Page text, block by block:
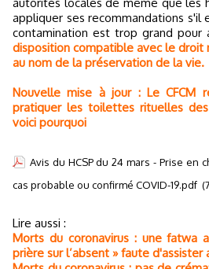
appliquer ses recommandations s'il
contamination est trop grand pour
disposition compatible avec le droit
au nom de la préservation de la vie.
Nouvelle mise à jour : Le CFCM
pratiquer les toilettes rituelles
voici pourquoi
Avis du HCSP du 24 mars - Prise en
cas probable ou confirmé COVID-19.pdf
Lire aussi :
Morts du coronavirus : une fatwa
prière sur l’absent » faute d'assister